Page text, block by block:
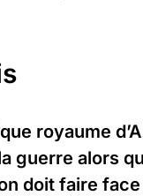
royaume
guerre alors
doit faire face